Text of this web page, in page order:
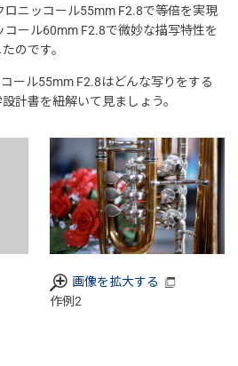
ロニッコール55mm F2.8で等倍を実現
コール60mm F2.8で微妙な描写特性を
のです。
ール55mm F2.8はどんな写りをする
計書を紐解いて見ましょう。
画像を拡大する
作例2